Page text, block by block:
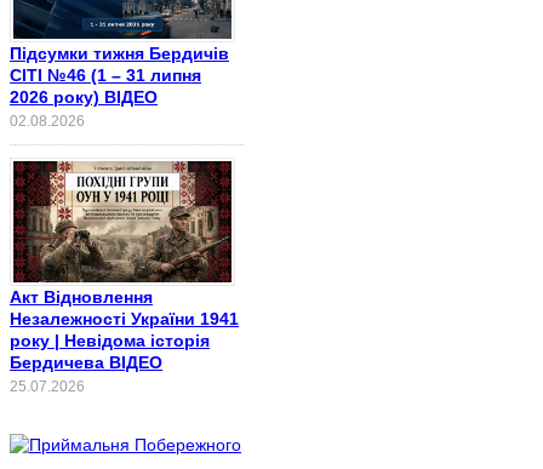
Підсумки тижня Бердичів
СІТІ №46 (1 – 31 липня
2026 року) ВІДЕО
02.08.2026
Акт Відновлення
Незалежності України 1941
року | Невідома історія
Бердичева ВІДЕО
25.07.2026